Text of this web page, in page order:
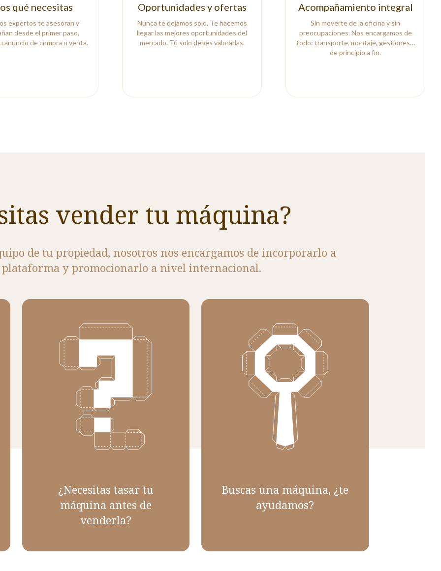
qué necesitas
expertos te asesoran y
desde el primer paso,
anuncio de compra o venta.
Oportunidades y ofertas
Nunca te dejamos solo. Te hacemos
llegar las mejores oportunidades del
mercado. Tú solo debes valorarlas.
Acompañamiento integral
Sin moverte de la oficina y sin
preocupaciones. Nos encargamos de
todo: transporte, montaje, gestiones…
de principio a fin.
vender tu máquina?
de tu propiedad, nosotros nos encargamos de incorporarlo a
y promocionarlo a nivel internacional.
¿Necesitas tasar tu
máquina antes de
venderla?
Buscas una máquina, ¿te
ayudamos?